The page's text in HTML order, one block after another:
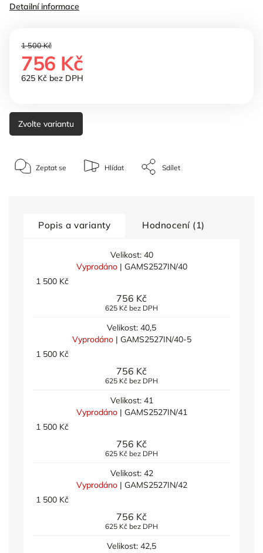
Detailní informace
1 500 Kč
756 Kč
625 Kč bez DPH
Zvolte variantu
Zeptat se Hlídat Sdílet
Popis a varianty Hodnocení (1)
Velikost: 40
Vyprodáno | GAMS2527IN/40
1 500 Kč
756 Kč
625 Kč bez DPH
Velikost: 40,5
Vyprodáno | GAMS2527IN/40-5
1 500 Kč
756 Kč
625 Kč bez DPH
Velikost: 41
Vyprodáno | GAMS2527IN/41
1 500 Kč
756 Kč
625 Kč bez DPH
Velikost: 42
Vyprodáno | GAMS2527IN/42
1 500 Kč
756 Kč
625 Kč bez DPH
Velikost: 42,5